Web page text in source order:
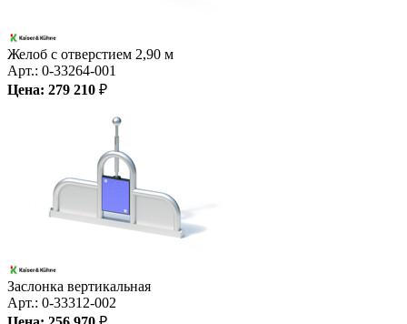
Желоб с отверстием 2,90 м
Арт.: 0-33264-001
Цена: 279 210 ₽
Заслонка вертикальная
Арт.: 0-33312-002